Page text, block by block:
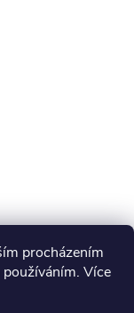
procházením
Více